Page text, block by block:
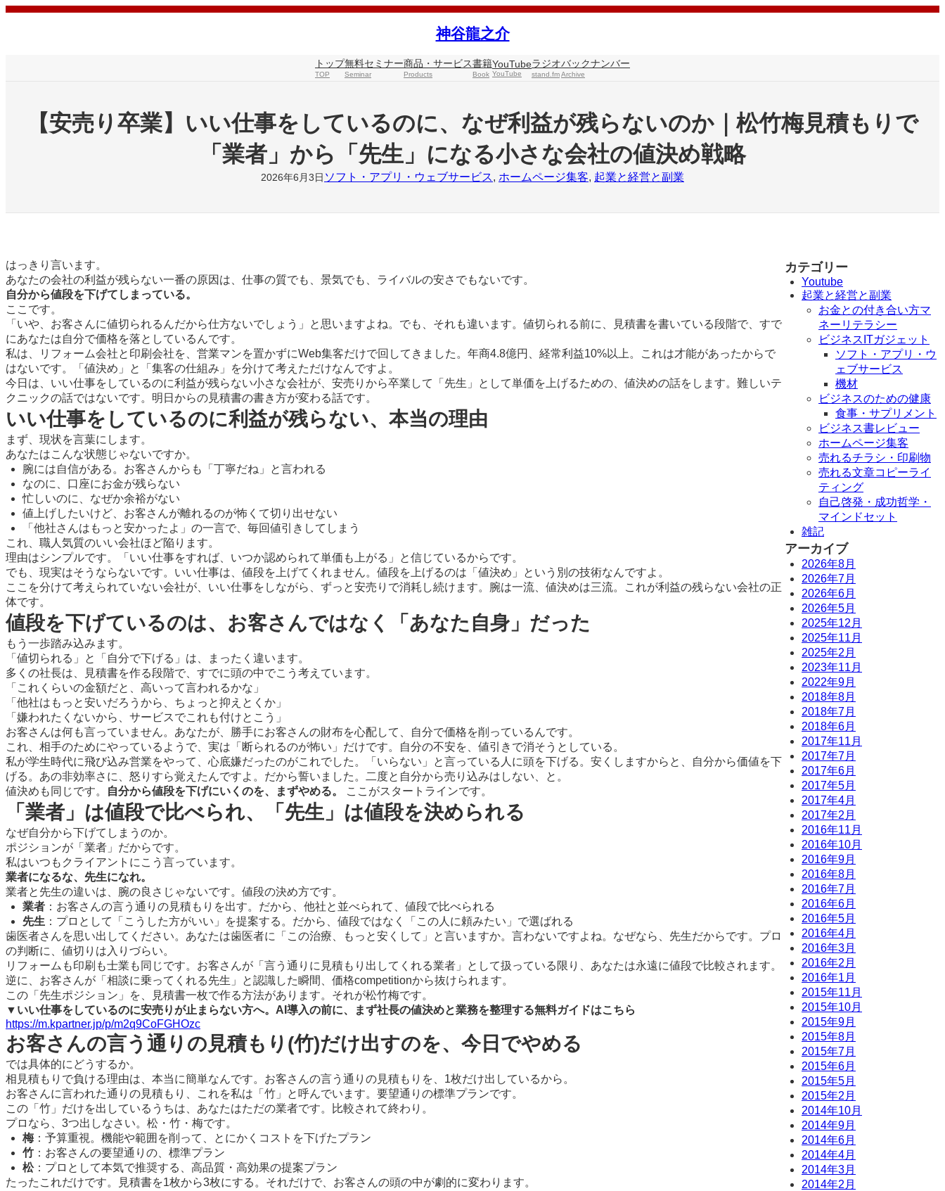
内
神谷龍之介
トップ
TOP
無料セミナー
Seminar
商品・サービス
Products
書籍
Book
YouTube
YouTube
ラジオ
stand.fm
バックナンバー
Archive
【安売り卒業】いい仕事をしているのに、なぜ利益が残らないのか｜松竹梅見積もりで
「業者」から「先生」になる小さな会社の値決め戦略
2026年6月3日 ソフト・アプリ・ウェブサービス, ホームページ集客, 起業と経営と副業
はっきり言います。
あなたの会社の利益が残らない一番の原因は、仕事の質でも、景気でも、ライバルの安さでもないです。
自分から値段を下げてしまっている。
ここです。
「いや、お客さんに値切られるんだから仕方ないでしょう」と思いますよね。でも、それも違います。値切られる前に、見積書を書いている段階で、すで
にあなたは自分で価格を落としているんです。
私は、リフォーム会社と印刷会社を、営業マンを置かずにWeb集客だけで回してきました。年商4.8億円、経常利益10%以上。これは才能があったからで
はないです。「値決め」と「集客の仕組み」を分けて考えただけなんですよ。
今日は、いい仕事をしているのに利益が残らない小さな会社が、安売りから卒業して「先生」として単価を上げるための、値決めの話をします。難しいテ
クニックの話ではないです。明日からの見積書の書き方が変わる話です。
いい仕事をしているのに利益が残らない、本当の理由
まず、現状を言葉にします。
あなたはこんな状態じゃないですか。
腕には自信がある。お客さんからも「丁寧だね」と言われる
なのに、口座にお金が残らない
忙しいのに、なぜか余裕がない
値上げしたいけど、お客さんが離れるのが怖くて切り出せない
「他社さんはもっと安かったよ」の一言で、毎回値引きしてしまう
これ、職人気質のいい会社ほど陥ります。
理由はシンプルです。「いい仕事をすれば、いつか認められて単価も上がる」と信じているからです。
でも、現実はそうならないです。いい仕事は、値段を上げてくれません。値段を上げるのは「値決め」という別の技術なんですよ。
ここを分けて考えられていない会社が、いい仕事をしながら、ずっと安売りで消耗し続けます。腕は一流、値決めは三流。これが利益の残らない会社の正
体です。
値段を下げているのは、お客さんではなく「あなた自身」だった
もう一歩踏み込みます。
「値切られる」と「自分で下げる」は、まったく違います。
多くの社長は、見積書を作る段階で、すでに頭の中でこう考えています。
「これくらいの金額だと、高いって言われるかな」
「他社はもっと安いだろうから、ちょっと抑えとくか」
「嫌われたくないから、サービスでこれも付けとこう」
お客さんは何も言っていません。あなたが、勝手にお客さんの財布を心配して、自分で価格を削っているんです。
これ、相手のためにやっているようで、実は「断られるのが怖い」だけです。自分の不安を、値引きで消そうとしている。
私が学生時代に飛び込み営業をやって、心底嫌だったのがこれでした。「いらない」と言っている人に頭を下げる。安くしますからと、自分から価値を下
げる。あの非効率さに、怒りすら覚えたんですよ。だから誓いました。二度と自分から売り込みはしない、と。
値決めも同じです。
自分から値段を下げにいくのを、まずやめる。 ここがスタートラインです。
「業者」は値段で比べられ、「先生」は値段を決められる
なぜ自分から下げてしまうのか。
ポジションが「業者」だからです。
私はいつもクライアントにこう言っています。
業者になるな、先生になれ。
業者と先生の違いは、腕の良さじゃないです。値段の決め方です。
業者 ：お客さんの言う通りの見積もりを出す。だから、他社と並べられて、値段で比べられる
先生 ：プロとして「こうした方がいい」を提案する。だから、値段ではなく「この人に頼みたい」で選ばれる
歯医者さんを思い出してください。あなたは歯医者に「この治療、もっと安くして」と言いますか。言わないですよね。なぜなら、先生だからです。プロ
の判断に、値切りは入りづらい。
リフォームも印刷も士業も同じです。お客さんが「言う通りに見積もり出してくれる業者」として扱っている限り、あなたは永遠に値段で比較されます。
逆に、お客さんが「相談に乗ってくれる先生」と認識した瞬間、価格competitionから抜けられます。
この「先生ポジション」を、見積書一枚で作る方法があります。それが松竹梅です。
▼いい仕事をしているのに安売りが止まらない方へ。AI導入の前に、まず社長の値決めと業務を整理する無料ガイドはこちら
https://m.kpartner.jp/p/m2q9CoFGHOzc
お客さんの言う通りの見積もり(竹)だけ出すのを、今日でやめる
では具体的にどうするか。
相見積もりで負ける理由は、本当に簡単なんです。お客さんの言う通りの見積もりを、1枚だけ出しているから。
お客さんに言われた通りの見積もり、これを私は「竹」と呼んでいます。要望通りの標準プランです。
この「竹」だけを出しているうちは、あなたはただの業者です。比較されて終わり。
プロなら、3つ出しなさい。松・竹・梅です。
梅：予算重視。機能や範囲を削って、とにかくコストを下げたプラン
竹 ：お客さんの要望通りの、標準プラン
松：プロとして本気で推奨する、高品質・高効果の提案プラン
たったこれだけです。見積書を1枚から3枚にする。それだけで、お客さんの頭の中が劇的に変わります。
カテゴリー
Youtube
起業と経営と副業
お金との付き合い方マ
ネーリテラシー
ビジネスITガジェット
ソフト・アプリ・ウ
ェブサービス
機材
ビジネスのための健康
食事・サプリメント
ビジネス書レビュー
ホームページ集客
売れるチラシ・印刷物
売れる文章コピーライ
ティング
自己啓発・成功哲学・
マインドセット
雑記
アーカイブ
2026年8月
2026年7月
2026年6月
2026年5月
2025年12月
2025年11月
2025年2月
2023年11月
2022年9月
2018年8月
2018年7月
2018年6月
2017年11月
2017年7月
2017年6月
2017年5月
2017年4月
2017年2月
2016年11月
2016年10月
2016年9月
2016年8月
2016年7月
2016年6月
2016年5月
2016年4月
2016年3月
2016年2月
2016年1月
2015年11月
2015年10月
2015年9月
2015年8月
2015年7月
2015年6月
2015年5月
2015年2月
2014年10月
2014年9月
2014年6月
2014年4月
2014年3月
2014年2月